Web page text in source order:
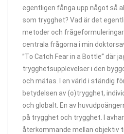
egentligen fånga upp något så
som trygghet? Vad är det
metoder och
centrala frågorna i min
”To Catch Fear in a Bottle” där
trygghetsupplevelser i den
och mätas. I en värld i ständig
betydelsen av (o)trygghet,
och globalt. En av
på trygghet och trygghet. I
återkommande mellan objektiv